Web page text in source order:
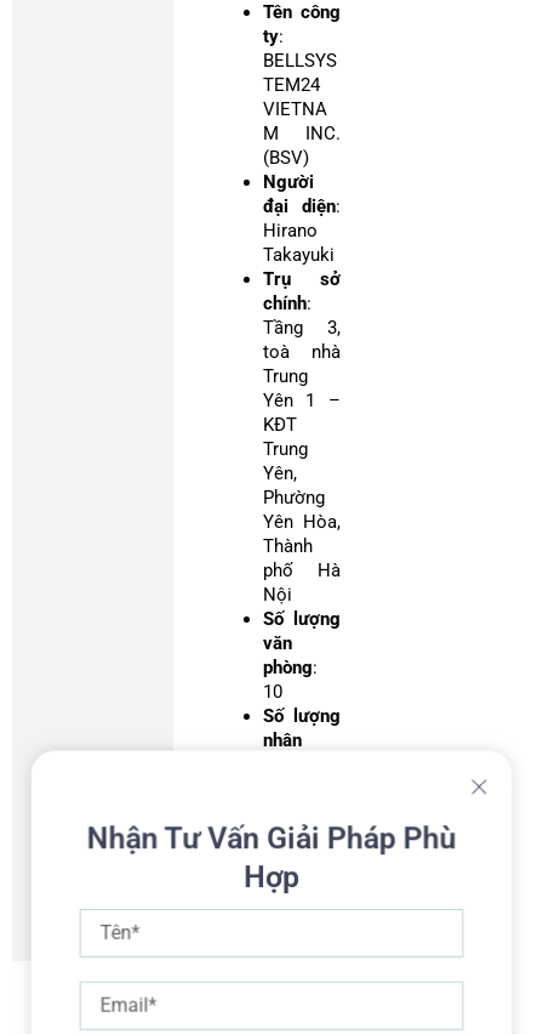
Tên công
ty:
BELLSYS
TEM24
VIETNA
M INC.
(BSV)
Người
đại diện:
Hirano
Takayuki
Trụ sở
chính:
Tầng 3,
toà nhà
Trung
Yên 1 –
KĐT
Trung
Yên,
Phường
Yên Hòa,
Thành
phố Hà
Nội
Số lượng
văn
phòng:
10
Số lượng
nhân
)
Nhận Tư Vấn Giải Pháp Phù
Hợp